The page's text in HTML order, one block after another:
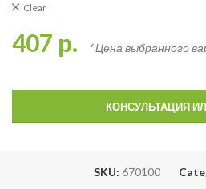
Clear
407 р. * Цена выбранного
КОНСУЛЬТАЦИЯ
SKU: 670100